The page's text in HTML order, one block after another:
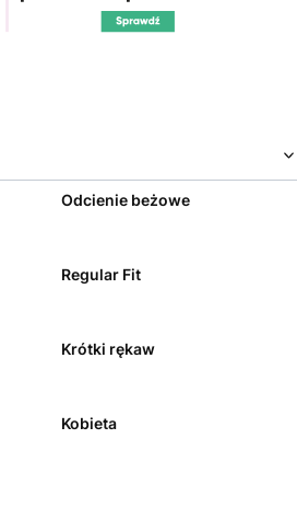
Odcienie beżowe
Regular Fit
Krótki rękaw
Kobieta